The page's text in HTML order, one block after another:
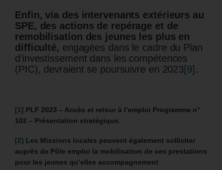
Enfin, via des intervenants extérieurs au
SPE, des actions de repérage et de
remobilisation des jeunes les plus en
difficulté, engagées dans le cadre du Plan
d’investissement dans les compétences
(PIC), devraient se poursuivre en 2023[9] .
[1] PLF 2023 – Accès et retour à l’emploi Programme n°
102 – Présentation stratégique.
[2] Les Missions locales peuvent également solliciter
auprès de Pôle emploi la mobilisation de ces prestations
pour les jeunes qu’elles accompagnement